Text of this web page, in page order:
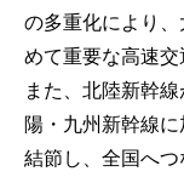
の多重化により
めて重要な高速交
また、北陸新幹
陽・九州新幹線
結節し、全国へ